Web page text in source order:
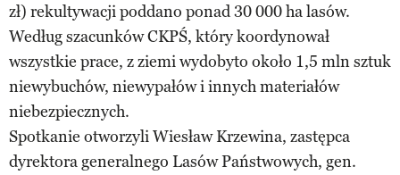
zł) rekultywacji poddano ponad 30 000 ha lasów.
Według szacunków CKPŚ, który koordynował
wszystkie prace, z ziemi wydobyto około 1,5 mln sztuk
niewybuchów, niewypałów i innych materiałów
niebezpiecznych.
Spotkanie otworzyli Wiesław Krzewina, zastępca
dyrektora generalnego Lasów Państwowych, gen.